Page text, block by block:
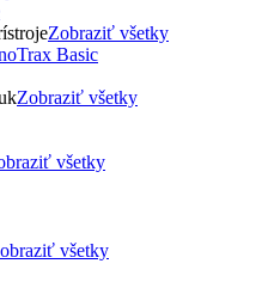
Zobraziť všetky
Zobraziť všetky
všetky
všetky